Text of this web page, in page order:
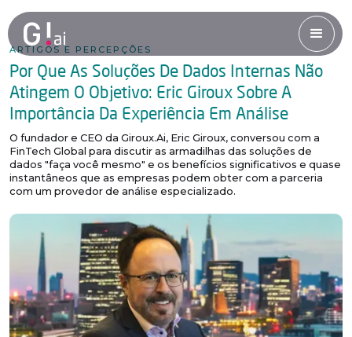
ARTIGOS E PERCEPÇÕES
Por Que As Soluções De Dados Internas Não
Atingem O Objetivo: Eric Giroux Sobre A
Importância Da Experiência Em Análise
O fundador e CEO da Giroux.Ai, Eric Giroux, conversou com a
FinTech Global para discutir as armadilhas das soluções de
dados "faça você mesmo" e os benefícios significativos e quase
instantâneos que as empresas podem obter com a parceria
com um provedor de análise especializado.